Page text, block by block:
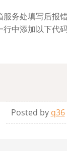
服务处填写后
中添加以下代
Posted by q36